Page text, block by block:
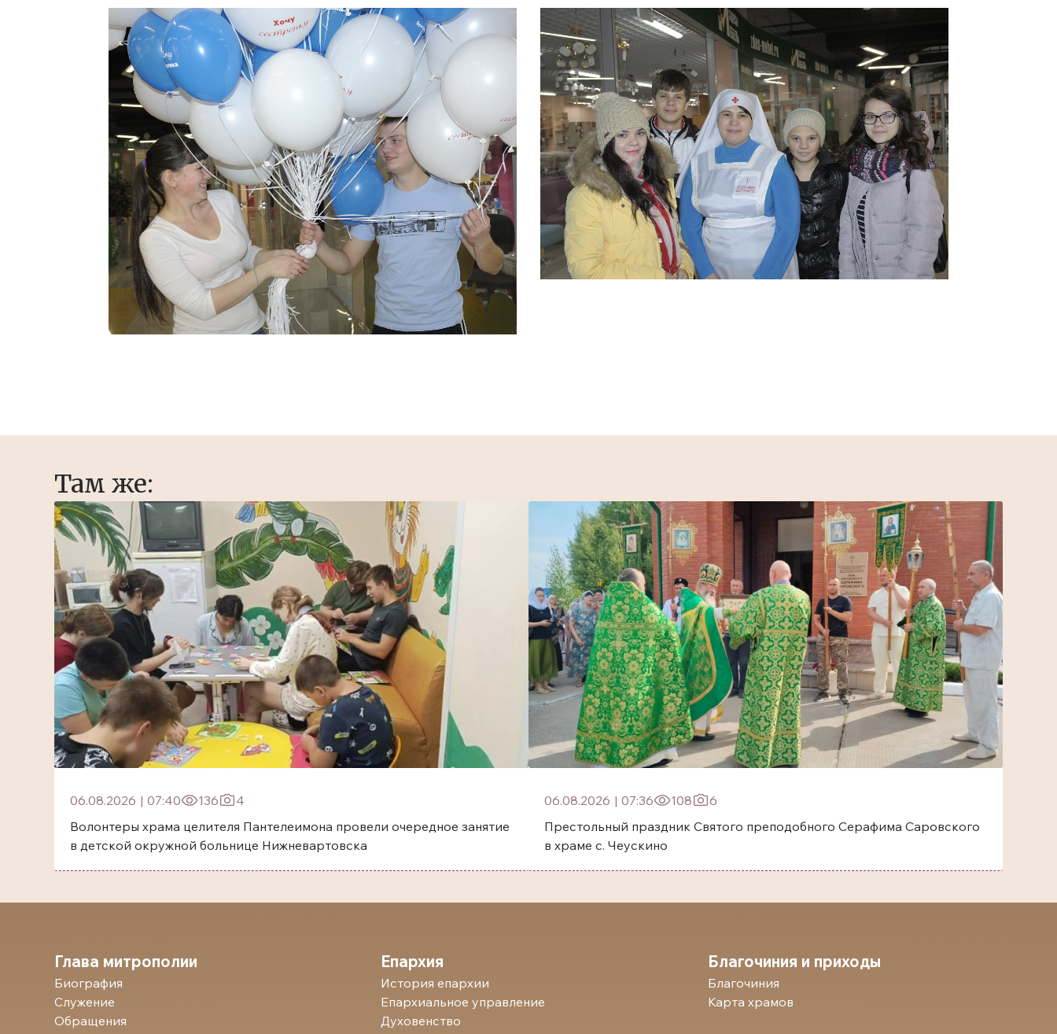
Там же:
06.08.2026 | 07:40 136
4
Волонтеры храма целителя Пантелеимона провели очередное занятие
в детской окружной больнице Нижневартовска
06.08.2026 | 07:36 108
6
Престольный праздник Святого преподобного Серафима Саровского
в храме с. Чеускино
Глава митрополии
Биография
Служение
Обращения
Епархия
История епархии
Епархиальное управление
Духовенство
Благочиния и приходы
Благочиния
Карта храмов